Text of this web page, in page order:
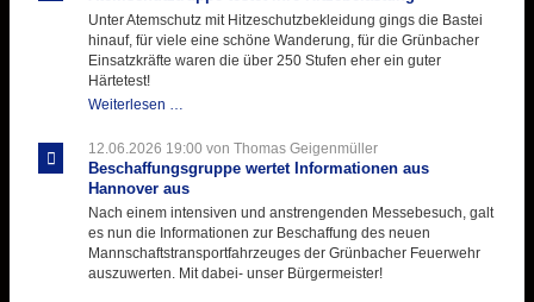
Unter Atemschutz mit Hitzeschutzbekleidung gings die Bastei
hinauf, für viele eine schöne Wanderung, für die Grünbacher
Einsatzkräfte waren die über 250 Stufen eher ein guter
Härtetest!
Weiterlesen …
ihre
Hitzebelastung
12.06.2026 19:00 von Thomas Geigenmüller
Beschaffungsgruppe wertet Informationen aus
Hannover aus
Nach einem intensiven und anstrengenden Messebesuch, galt
es nun die Informationen zur Beschaffung des neuen
Mannschaftstransportfahrzeuges der Grünbacher Feuerwehr
auszuwerten. Mit dabei- unser Bürgermeister!